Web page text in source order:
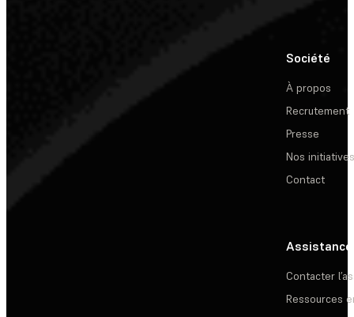
Société
À propos
Recrutement
Presse
Nos initiatives
Contact
Assistance
Contacter
Ressources